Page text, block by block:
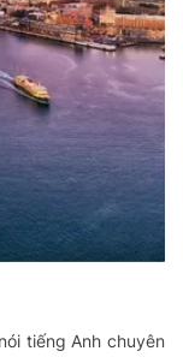
tiếng Anh chuyên